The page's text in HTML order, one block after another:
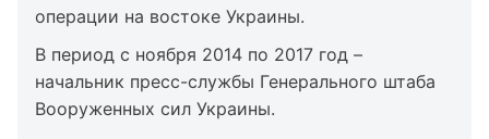
операции на востоке Украины.
В период с ноября 2014 по 2017 год –
начальник пресс-службы Генерального штаба
Вооруженных сил Украины.